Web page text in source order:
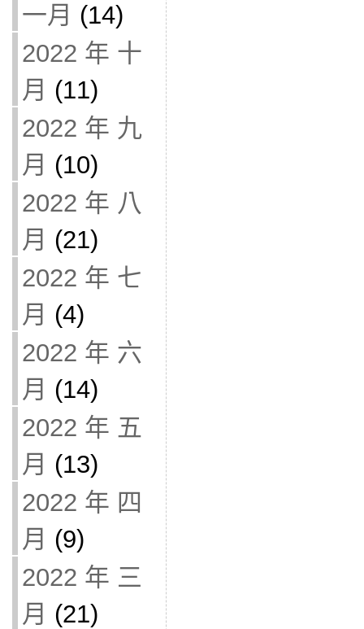
一月 (14)
2022 年 十
月 (11)
2022 年 九
月 (10)
2022 年 八
月 (21)
2022 年 七
月 (4)
2022 年 六
月 (14)
2022 年 五
月 (13)
2022 年 四
月 (9)
2022 年 三
月 (21)